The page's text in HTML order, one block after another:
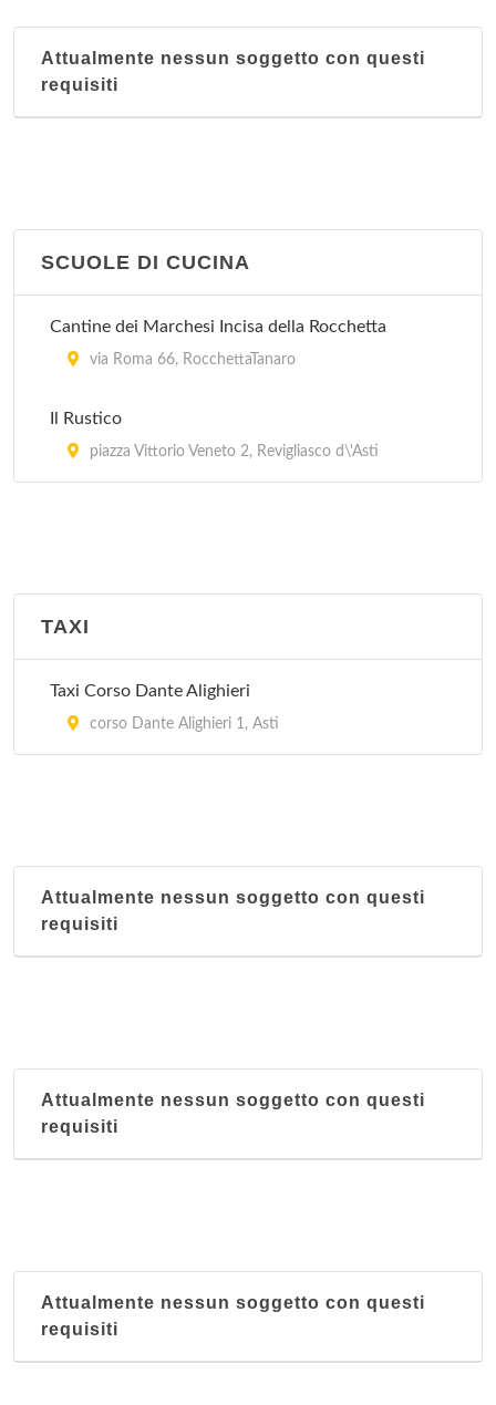
Attualmente nessun soggetto con questi
requisiti
SCUOLE DI CUCINA
Cantine dei Marchesi Incisa della Rocchetta
via Roma 66, RocchettaTanaro
Il Rustico
piazza Vittorio Veneto 2, Revigliasco d\'Asti
TAXI
Taxi Corso Dante Alighieri
corso Dante Alighieri 1, Asti
Attualmente nessun soggetto con questi
requisiti
Attualmente nessun soggetto con questi
requisiti
Attualmente nessun soggetto con questi
requisiti